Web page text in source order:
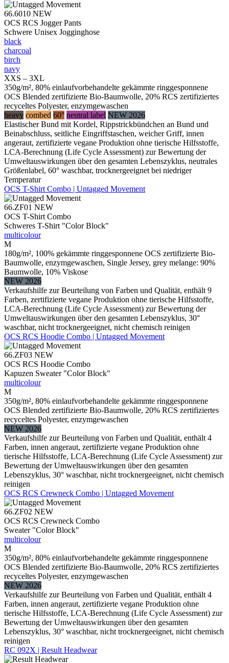
66.6010 NEW
OCS RCS Jogger Pants
Schwere Unisex Jogginghose
black
charcoal
birch
navy
XXS – 3XL
350g/m², 80% einlaufvorbehandelte gekämmte ringgesponnene
OCS Blended zertifizierte Bio-Baumwolle, 20% RCS zertifiziertes
recyceltes Polyester, enzymgewaschen
heavy combed 60° neutral label NEW 2026
Elastischer Bund mit Kordel, Rippstrickbündchen an Bund und
Beinabschluss, seitliche Eingriffstaschen, weicher Griff, innen
angeraut, zertifizierte vegane Produktion ohne tierische Hilfsstoffe,
LCA-Berechnung (Life Cycle Assessment) zur Bewertung der
Umweltauswirkungen über den gesamten Lebenszyklus, neutrales
Größenlabel, 60° waschbar, trocknergeeignet bei niedriger
Temperatur
OCS T-Shirt Combo | Untagged Movement
66.ZF01 NEW
OCS T-Shirt Combo
Schweres T-Shirt "Color Block"
multicolour
M
180g/m², 100% gekämmte ringgesponnene OCS zertifizierte Bio-
Baumwolle, enzymgewaschen, Single Jersey, grey melange: 90%
Baumwolle, 10% Viskose
NEW 2026
Verkaufshilfe zur Beurteilung von Farben und Qualität, enthält 9
Farben, zertifizierte vegane Produktion ohne tierische Hilfsstoffe,
LCA-Berechnung (Life Cycle Assessment) zur Bewertung der
Umweltauswirkungen über den gesamten Lebenszyklus, 30°
waschbar, nicht trocknergeeignet, nicht chemisch reinigen
OCS RCS Hoodie Combo | Untagged Movement
66.ZF03 NEW
OCS RCS Hoodie Combo
Kapuzen Sweater "Color Block"
multicolour
M
350g/m², 80% einlaufvorbehandelte gekämmte ringgesponnene
OCS Blended zertifizierte Bio-Baumwolle, 20% RCS zertifiziertes
recyceltes Polyester, enzymgewaschen
NEW 2026
Verkaufshilfe zur Beurteilung von Farben und Qualität, enthält 4
Farben, innen angeraut, zertifizierte vegane Produktion ohne
tierische Hilfsstoffe, LCA-Berechnung (Life Cycle Assessment) zur
Bewertung der Umweltauswirkungen über den gesamten
Lebenszyklus, 30° waschbar, nicht trocknergeeignet, nicht chemisch
reinigen
OCS RCS Crewneck Combo | Untagged Movement
66.ZF02 NEW
OCS RCS Crewneck Combo
Sweater "Color Block"
multicolour
M
350g/m², 80% einlaufvorbehandelte gekämmte ringgesponnene
OCS Blended zertifizierte Bio-Baumwolle, 20% RCS zertifiziertes
recyceltes Polyester, enzymgewaschen
NEW 2026
Verkaufshilfe zur Beurteilung von Farben und Qualität, enthält 4
Farben, innen angeraut, zertifizierte vegane Produktion ohne
tierische Hilfsstoffe, LCA-Berechnung (Life Cycle Assessment) zur
Bewertung der Umweltauswirkungen über den gesamten
Lebenszyklus, 30° waschbar, nicht trocknergeeignet, nicht chemisch
reinigen
RC 092X | Result Headwear